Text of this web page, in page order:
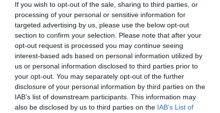
If you wish to opt-out of the sale, sharing to third parties, or
processing of your personal or sensitive information for
targeted advertising by us, please use the below opt-out
section to confirm your selection. Please note that after your
opt-out request is processed you may continue seeing
interest-based ads based on personal information utilized by
us or personal information disclosed to third parties prior to
your opt-out. You may separately opt-out of the further
disclosure of your personal information by third parties on the
IAB’s list of downstream participants. This information may
also be disclosed by us to third parties on the IAB’s List of
28.07.2026 ΣΤΙΒΟΣ